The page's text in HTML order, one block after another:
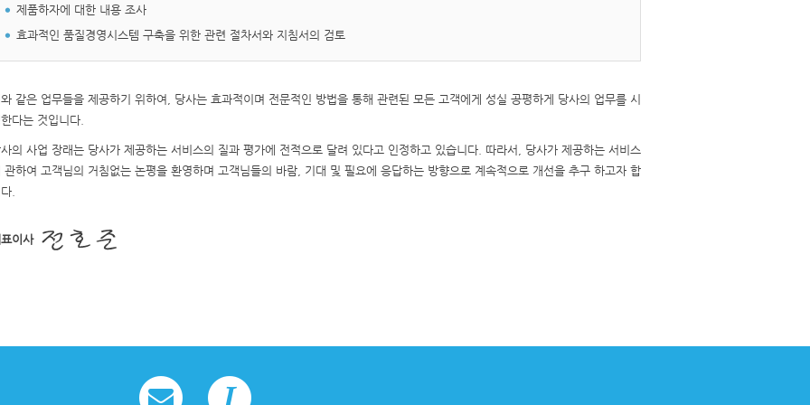
제품하자에 대한 내용 조사
효과적인 품질경영시스템 구축을 위한 관련 절차서와 지침서의 검토
같은 업무들을 제공하기 위하여, 당사는 효과적이며 전문적인 방법을 통해 관련된 모든 고객에게 성실 공평하게 당사의 업무를 시
다는 것입니다.
의 사업 장래는 당사가 제공하는 서비스의 질과 평가에 전적으로 달려 있다고 인정하고 있습니다. 따라서, 당사가 제공하는 서비스
관하여 고객님의 거침없는 논평을 환영하며 고객님들의 바람, 기대 및 필요에 응답하는 방향으로 계속적으로 개선을 추구 하고자 합
.
이사